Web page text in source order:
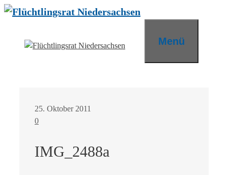
Zum
Menü
25. Oktober 2011
0
IMG_2488a